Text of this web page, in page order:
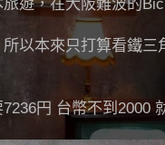
遊，在大阪難波的
以本來只打算看鐵三
円 台幣不到2000